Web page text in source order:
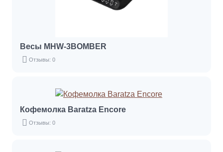
Весы MHW-3BOMBER
Отзывы: 0
Кофемолка Baratza Encore
Отзывы: 0